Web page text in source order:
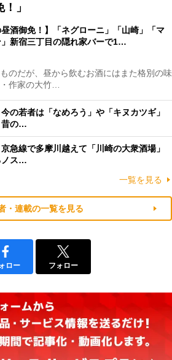
」
昼酒御免！】「ネグローニ」「山崎」「マ
」新宿三丁目の隠れ家バーで1…
のだが、昼から飲むお酒にはまた格別の味
作家の大竹…
の若者は「なめろう」や「キヌカツギ」
昔の…
急線で多摩川越えて「川崎の大衆酒場」
ノス…
一覧を見る
・連載の一覧を見る
ロー フォロー